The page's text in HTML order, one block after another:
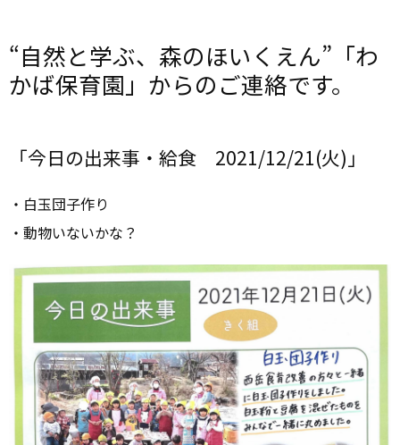
“自然と学ぶ、森のほいくえん”「わ
かば保育園」からのご連絡です。
「今日の出来事・給食 2021/12/21(火)」
・白玉団子作り
・動物いないかな？